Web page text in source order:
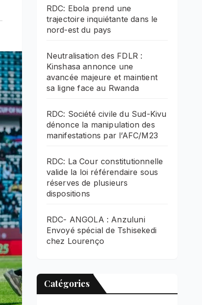
RDC: Ebola prend une
trajectoire inquiétante dans le
nord-est du pays
Neutralisation des FDLR :
Kinshasa annonce une
avancée majeure et maintient
sa ligne face au Rwanda
RDC: Société civile du Sud-Kivu
dénonce la manipulation des
manifestations par l’AFC/M23
RDC: La Cour constitutionnelle
valide la loi référendaire sous
réserves de plusieurs
dispositions
RDC- ANGOLA : Anzuluni
Envoyé spécial de Tshisekedi
chez Lourenço
Catégories